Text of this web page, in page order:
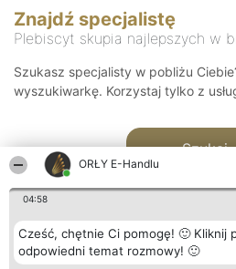
ORŁY E-Handlu
04:58
Cześć, chętnie Ci pomogę! 🙂 Kliknij
odpowiedni temat rozmowy! 🙂
Znajdź specjalistę
Plebiscyt skupia najlepszych w
Szukasz specjalisty w pobliżu
wyszukiwarkę. Korzystaj tylko z
Szukaj